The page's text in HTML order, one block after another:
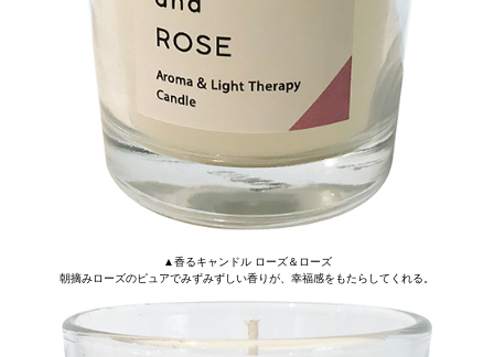
▲香るキャンドル ローズ＆ローズ
朝摘みローズのピュアでみずみずしい香りが、幸福感をもたらしてくれる。